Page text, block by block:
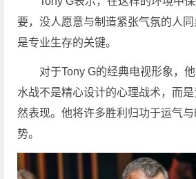
要，没人愿意与制造紧张气氛的人同
是专业生存的关键。
对于Tony G的经典电视形象，
水战不是精心设计的心理战术，而
然表现。他将许多胜利归功于运气
势。